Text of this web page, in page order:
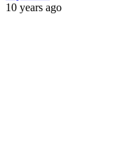
10 years ago